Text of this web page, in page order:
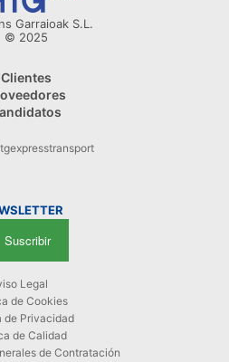
Garraioak S.L.
© 2025
Clientes
Suscribir
Legal
de Cookies
de Privacidad
de Calidad
de Contratación